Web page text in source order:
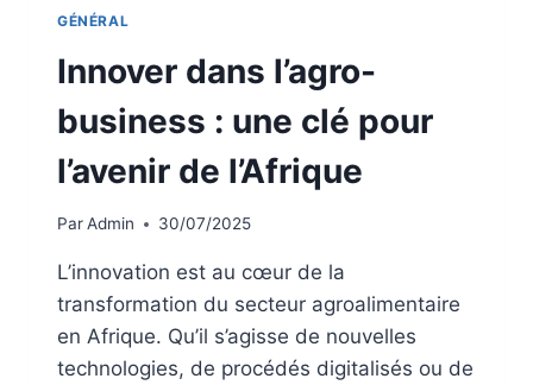
GÉNÉRAL
Innover dans l’agro-
business : une clé pour
l’avenir de l’Afrique
ParAdmin 30/07/2025
L’innovation est au cœur de la
transformation du secteur agroalimentaire
en Afrique. Qu’il s’agisse de nouvelles
technologies, de procédés digitalisés ou de